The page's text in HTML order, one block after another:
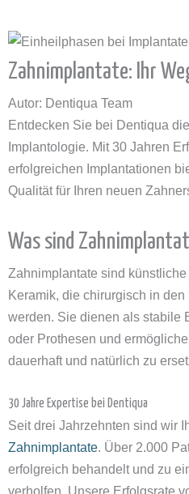
Zahnimplantate: Ihr
Autor: Dentiqua Team
Entdecken Sie bei Dentiqua
Implantologie. Mit 30 Jahren
erfolgreichen Implantationen
Qualität für Ihren neuen
Was sind
Zahnimplantate sind
Keramik, die chirurgisch in
werden. Sie dienen als stabile
oder Prothesen und
dauerhaft und natürlich zu
30 Jahre Expertise bei Dentiqua
Seit drei Jahrzehnten sind wir
Zahnimplantate. Über 2.000
erfolgreich behandelt und zu
verholfen. Unsere Erfolgsrate